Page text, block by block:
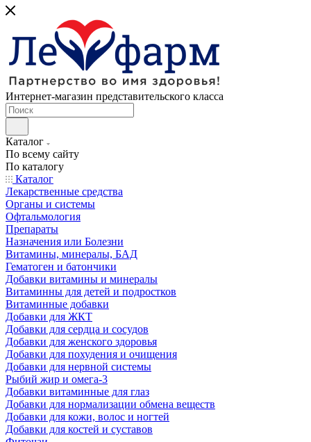
Интернет-магазин представительского класса
Каталог
По всему сайту
По каталогу
Каталог
Лекарственные средства
Органы и системы
Офтальмология
Препараты
Назначения или Болезни
Витамины, минералы, БАД
Гематоген и батончики
Добавки витамины и минералы
Витаминны для детей и подростков
Витаминные добавки
Добавки для ЖКТ
Добавки для сердца и сосудов
Добавки для женского здоровья
Добавки для похудения и очищения
Добавки для нервной системы
Рыбий жир и омега-3
Добавки витаминные для глаз
Добавки для нормализации обмена веществ
Добавки для кожи, волос и ногтей
Добавки для костей и суставов